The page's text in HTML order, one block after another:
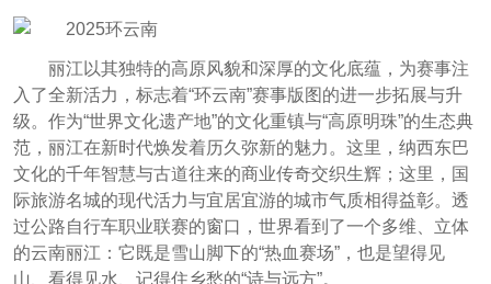
丽江以其独特的高原风貌和深厚的文化底蕴，为赛事注
入了全新活力，标志着“环云南”赛事版图的进一步拓展与升
级。作为“世界文化遗产地”的文化重镇与“高原明珠”的生态典
范，丽江在新时代焕发着历久弥新的魅力。这里，纳西东巴
文化的千年智慧与古道往来的商业传奇交织生辉；这里，国
际旅游名城的现代活力与宜居宜游的城市气质相得益彰。透
过公路自行车职业联赛的窗口，世界看到了一个多维、立体
的云南丽江：它既是雪山脚下的“热血赛场”，也是望得见
山、看得见水、记得住乡愁的“诗与远方”。